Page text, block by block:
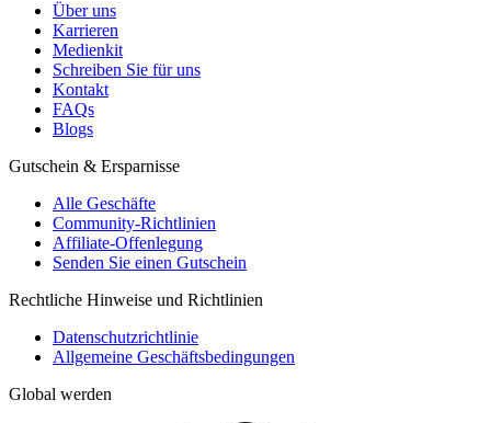
Über uns
Karrieren
Medienkit
Schreiben Sie für uns
Kontakt
FAQs
Blogs
Gutschein & Ersparnisse
Alle Geschäfte
Community-Richtlinien
Affiliate-Offenlegung
Senden Sie einen Gutschein
Rechtliche Hinweise und Richtlinien
Datenschutzrichtlinie
Allgemeine Geschäftsbedingungen
Global werden